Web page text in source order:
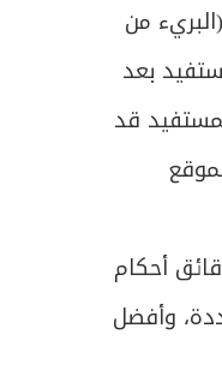
من
بعد
قد
أحكام
وأفضل